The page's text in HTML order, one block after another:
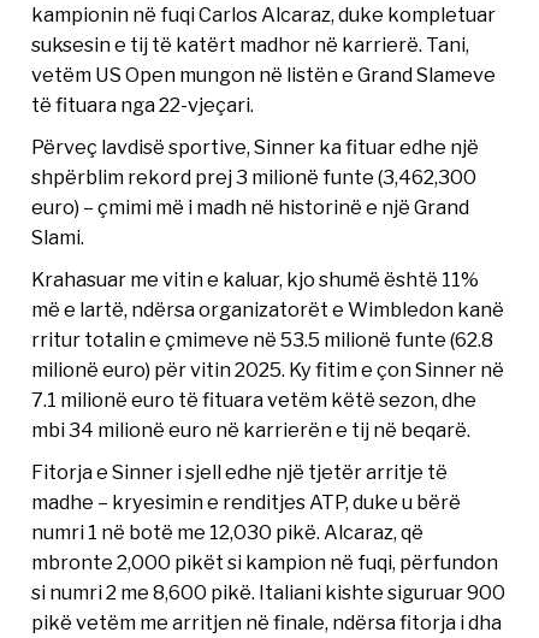
kampionin në fuqi Carlos Alcaraz, duke kompletuar
suksesin e tij të katërt madhor në karrierë. Tani,
vetëm US Open mungon në listën e Grand Slameve
të fituara nga 22-vjeçari.
Përveç lavdisë sportive, Sinner ka fituar edhe një
shpërblim rekord prej 3 milionë funte (3,462,300
euro) – çmimi më i madh në historinë e një Grand
Slami.
Krahasuar me vitin e kaluar, kjo shumë është 11%
më e lartë, ndërsa organizatorët e Wimbledon kanë
rritur totalin e çmimeve në 53.5 milionë funte (62.8
milionë euro) për vitin 2025. Ky fitim e çon Sinner në
7.1 milionë euro të fituara vetëm këtë sezon, dhe
mbi 34 milionë euro në karrierën e tij në beqarë.
Fitorja e Sinner i sjell edhe një tjetër arritje të
madhe – kryesimin e renditjes ATP, duke u bërë
numri 1 në botë me 12,030 pikë. Alcaraz, që
mbronte 2,000 pikët si kampion në fuqi, përfundon
si numri 2 me 8,600 pikë. Italiani kishte siguruar 900
pikë vetëm me arritjen në finale, ndërsa fitorja i dha